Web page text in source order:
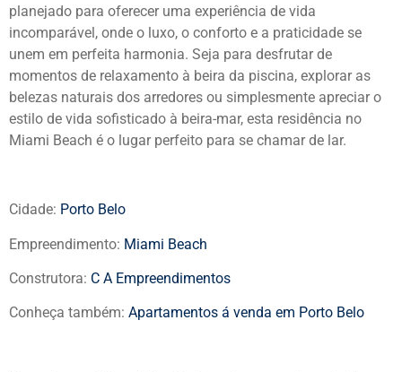
planejado para oferecer uma experiência de vida
incomparável, onde o luxo, o conforto e a praticidade se
unem em perfeita harmonia. Seja para desfrutar de
momentos de relaxamento à beira da piscina, explorar as
belezas naturais dos arredores ou simplesmente apreciar o
estilo de vida sofisticado à beira-mar, esta residência no
Miami Beach é o lugar perfeito para se chamar de lar.
Cidade: Porto Belo
Empreendimento: Miami Beach
Construtora: C A Empreendimentos
Conheça também: Apartamentos á venda em Porto Belo